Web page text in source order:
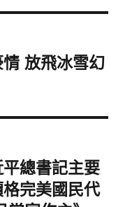
放飛冰雪幻
平總書記主要
完美國民代